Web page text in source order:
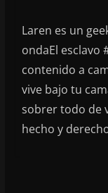
Laren es un
ondaEl esclavo
contenido a
vive bajo tu
sobrer todo de
hecho y